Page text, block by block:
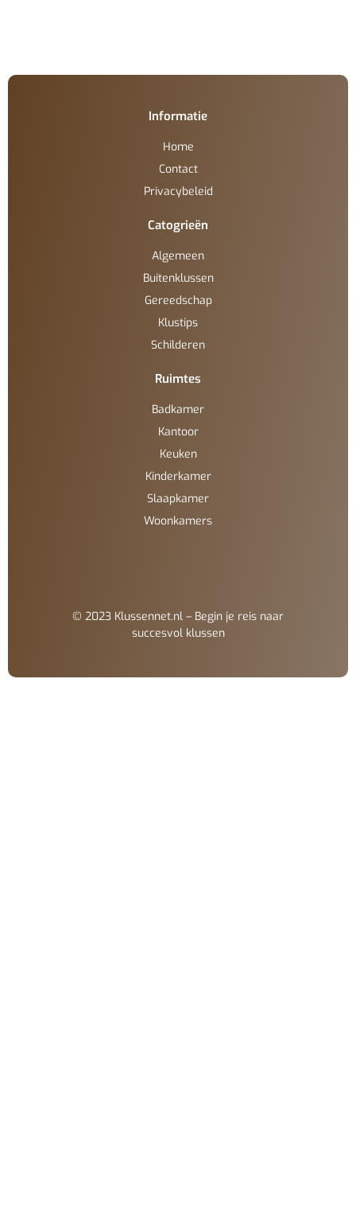
Informatie
Home
Contact
Privacybeleid
Catogrieën
Algemeen
Buitenklussen
Gereedschap
Klustips
Schilderen
Ruimtes
Badkamer
Kantoor
Keuken
Kinderkamer
Slaapkamer
Woonkamers
© 2023 Klussennet.nl – Begin je reis naar
succesvol klussen